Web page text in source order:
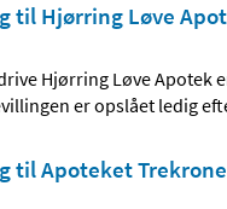
til Hjørring Løve
Hjørring Løve Apotek
er opslået ledig
til Apoteket